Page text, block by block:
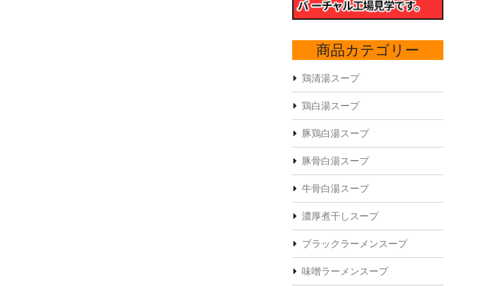
商品カテゴリー
鶏清湯スープ
鶏白湯スープ
豚鶏白湯スープ
豚骨白湯スープ
牛骨白湯スープ
濃厚煮干しスープ
ブラックラーメンスープ
味噌ラーメンスープ